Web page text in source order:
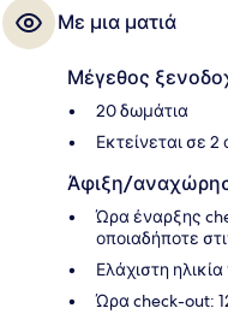
Με μια ματιά
Μέγεθος
20 δωμάτια
Εκτείνεται σε
Άφιξη/
Ώρα έναρξης
οποιαδήποτε
Ελάχιστη
Ώρα check-out: